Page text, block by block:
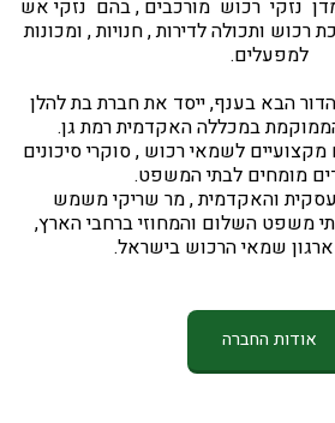
, מים והצפות , לצד הערכת רכוש ותכולה לדירות , חנויות , ומכונות
למפעלים.
במכללה האקדמית רמת גן.
מומחים לבתי המשפט.
ארגון שמאי הרכוש בישראל.
אודות החברה